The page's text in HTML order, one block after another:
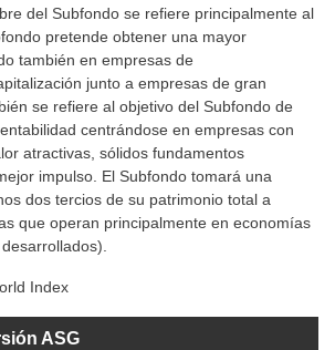
del Subfondo se refiere principalmente al
pretende obtener una mayor
también en empresas de
junto a empresas de gran
se refiere al objetivo del Subfondo de
centrándose en empresas con
atractivas, sólidos fundamentos
impulso. El Subfondo tomará una
dos tercios de su patrimonio total a
que operan principalmente en economías
Index
ASG